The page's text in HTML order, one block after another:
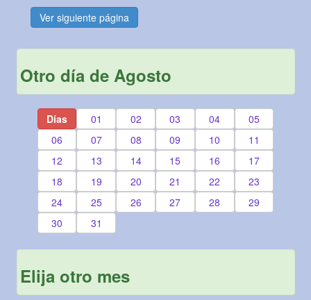
Ver siguiente página
Otro día de Agosto
Días 01 02 03 04
05
06
07 08 09 10
11
12
13 14 15 16
17
18
19 20 21 22
23
24
25 26 27 28
29
30
31
Elija otro mes